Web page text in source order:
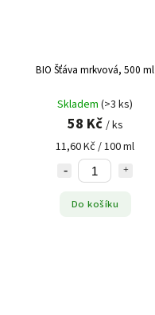
BIO Šťáva mrkvová, 500 ml
Skladem (>3 ks)
58 Kč / ks
11,60 Kč / 100 ml
Do košíku